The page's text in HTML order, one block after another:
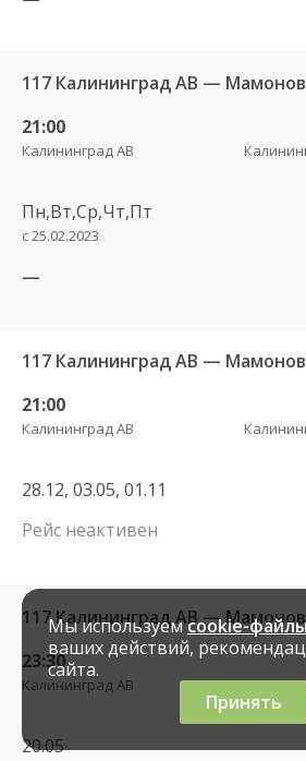
117 Калининград АВ —
21:00
Калининград АВ
Пн,Вт,Ср,Чт,Пт
с 25.02.2023
—
117 Калининград АВ —
21:00
Калининград АВ
28.12, 03.05, 01.11
Рейс неактивен
117 Калининград АВ —
23:30
Калининград АВ
20.05
Мы используемcookie-
ваших действий,
сайта.
Принять